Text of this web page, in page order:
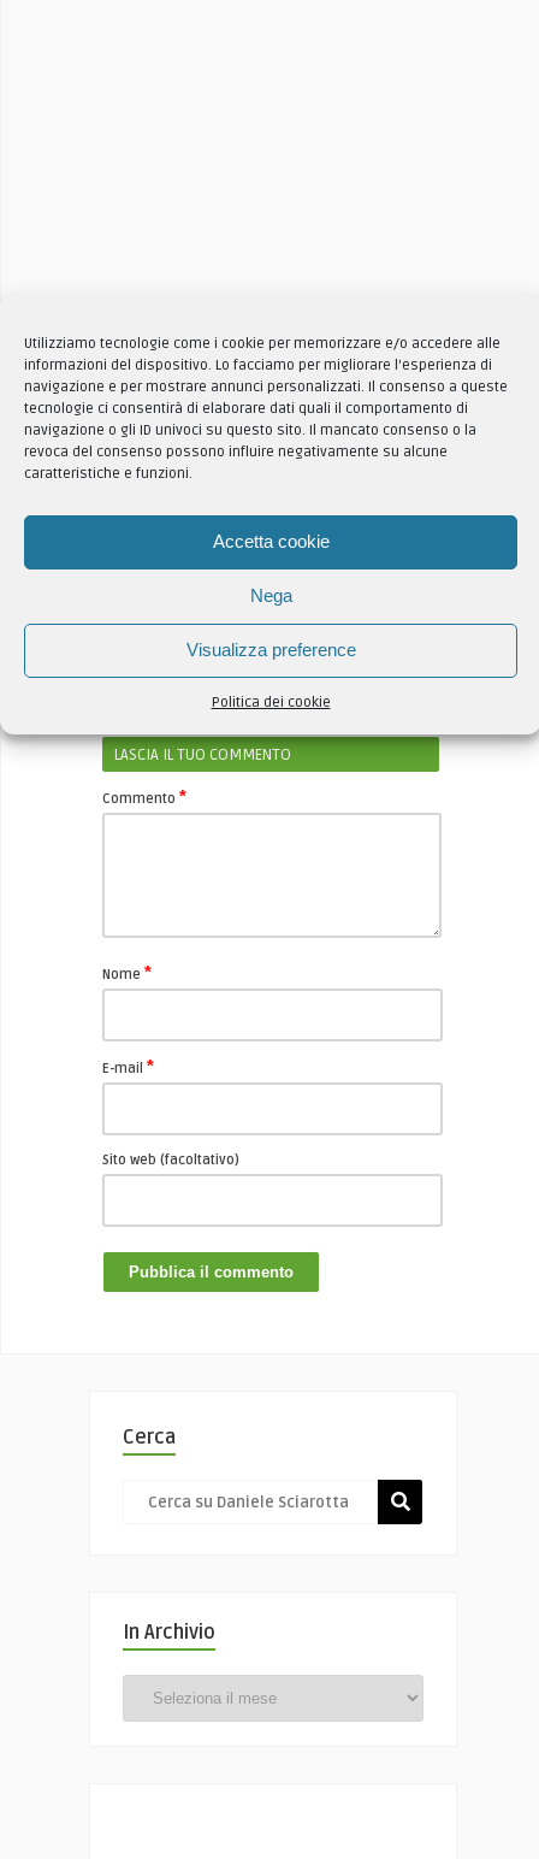
Utilizziamo tecnologie come i cookie per memorizzare e/o accedere alle
informazioni del dispositivo. Lo facciamo per migliorare l'esperienza di
navigazione e per mostrare annunci personalizzati. Il consenso a queste
tecnologie ci consentirà di elaborare dati quali il comportamento di
navigazione o gli ID univoci su questo sito. Il mancato consenso o la
revoca del consenso possono influire negativamente su alcune
caratteristiche e funzioni.
Accetta cookie
Nega
Visualizza preference
Politica dei cookie
LASCIA IL TUO COMMENTO
Commento *
Nome *
E-mail *
Sito web (facoltativo)
Cerca
In Archivio